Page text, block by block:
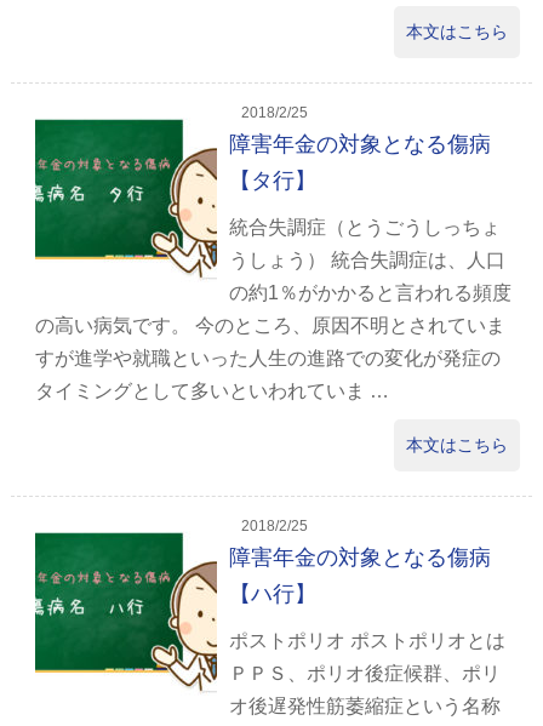
本文はこちら
2018/2/25
障害年金の対象となる傷病
【タ行】
統合失調症（とうごうしっちょ
うしょう） 統合失調症は、人口
の約1％がかかると言われる頻度
の高い病気です。 今のところ、原因不明とされていま
すが進学や就職といった人生の進路での変化が発症の
タイミングとして多いといわれていま …
本文はこちら
2018/2/25
障害年金の対象となる傷病
【ハ行】
ポストポリオ ポストポリオとは
ＰＰＳ、ポリオ後症候群、ポリ
オ後遅発性筋萎縮症という名称